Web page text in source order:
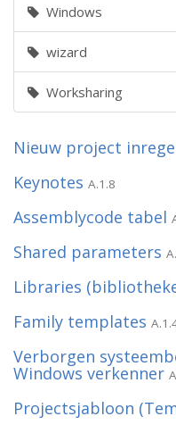
Windows
wizard
Worksharing
Nieuw project
Keynotes A.1.8
Assemblycode tabel
Shared parameters
Libraries
Family templates
Verborgen
Windows verkenner
Projectsjabloon